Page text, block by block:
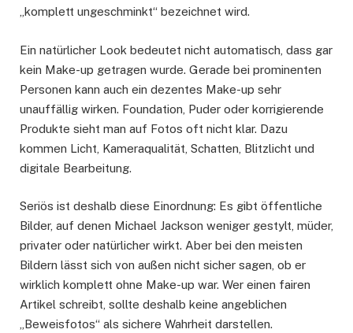
„komplett ungeschminkt“ bezeichnet wird.
Ein natürlicher Look bedeutet nicht automatisch, dass gar
kein Make-up getragen wurde. Gerade bei prominenten
Personen kann auch ein dezentes Make-up sehr
unauffällig wirken. Foundation, Puder oder korrigierende
Produkte sieht man auf Fotos oft nicht klar. Dazu
kommen Licht, Kameraqualität, Schatten, Blitzlicht und
digitale Bearbeitung.
Seriös ist deshalb diese Einordnung: Es gibt öffentliche
Bilder, auf denen Michael Jackson weniger gestylt, müder,
privater oder natürlicher wirkt. Aber bei den meisten
Bildern lässt sich von außen nicht sicher sagen, ob er
wirklich komplett ohne Make-up war. Wer einen fairen
Artikel schreibt, sollte deshalb keine angeblichen
„Beweisfotos“ als sichere Wahrheit darstellen.